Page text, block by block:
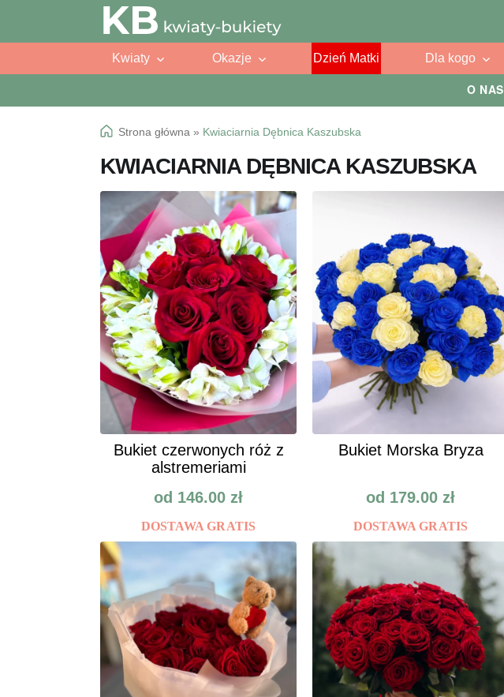
O NAS
Przejdź
do
Przejdź
do
Kwiaty Okazje Dzień Matki Dla kogo
Strona główna » Kwiaciarnia Dębnica Kaszubska
KWIACIARNIA DĘBNICA KASZUBSKA
Bukiet czerwonych róż z
alstremeriami
od 146.00 zł
DOSTAWA GRATIS
Bukiet Morska Bryza
od 179.00 zł
DOSTAWA GRATIS